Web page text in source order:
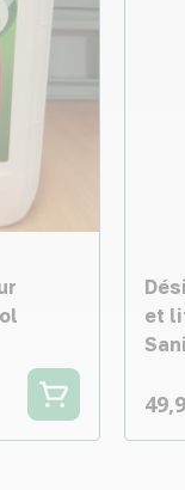
et